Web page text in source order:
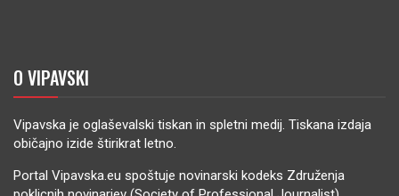
O VIPAVSKI
Vipavska je oglaševalski tiskan in spletni medij. Tiskana izdaja
običajno izide štirikrat letno.
Portal Vipavska.eu spoštuje novinarski kodeks Združenja